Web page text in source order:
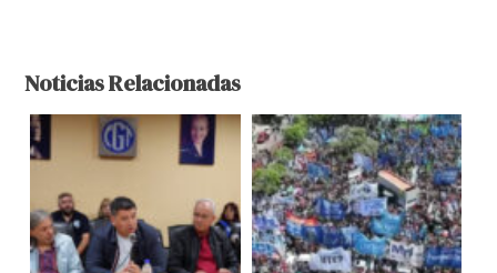
Noticias Relacionadas